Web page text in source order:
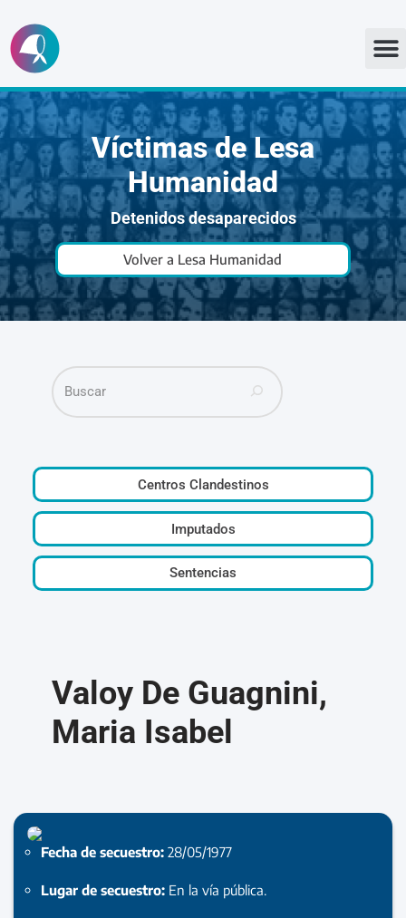
Ir
al
contenido
Víctimas de Lesa
Humanidad
Detenidos desaparecidos
Volver a Lesa Humanidad
Centros Clandestinos
Imputados
Sentencias
Valoy De Guagnini,
Maria Isabel
Fecha de secuestro: 28/05/1977
Lugar de secuestro: En la vía pública.